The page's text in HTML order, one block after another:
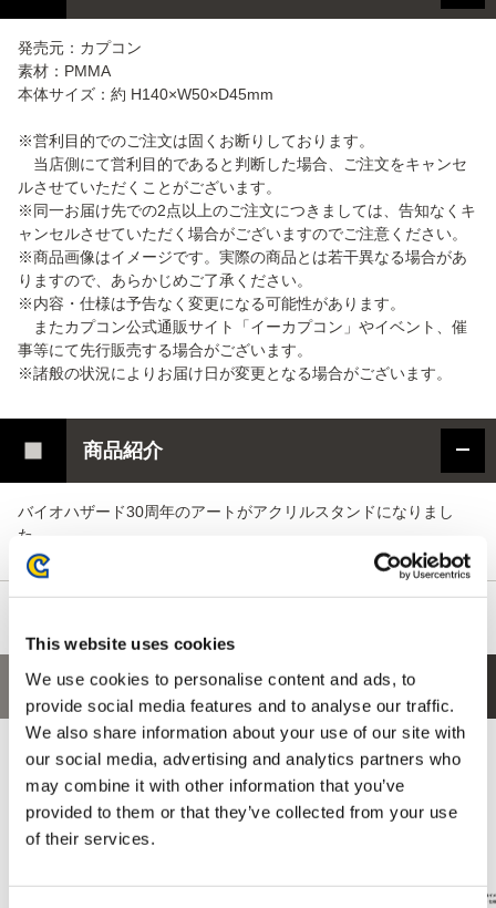
This website uses cookies
We use cookies to personalise content and ads, to
provide social media features and to analyse our traffic.
We also share information about your use of our site with
our social media, advertising and analytics partners who
may combine it with other information that you’ve
provided to them or that they’ve collected from your use
of their services.
発売元：カプコン
素材：PMMA
本体サイズ：約 H140×W50×D45mm
※営利目的でのご注文は固くお断りしております。
当店側にて営利目的であると判断した場合、ご注文をキャンセ
ルさせていただくことがございます。
※同一お届け先での2点以上のご注文につきましては、告知なくキ
ャンセルさせていただく場合がございますのでご注意ください。
※商品画像はイメージです。実際の商品とは若干異なる場合があ
りますので、あらかじめご了承ください。
※内容・仕様は予告なく変更になる可能性があります。
またカプコン公式通販サイト「イーカプコン」やイベント、催
事等にて先行販売する場合がございます。
※諸般の状況によりお届け日が変更となる場合がございます。
商品紹介
バイオハザード30周年のアートがアクリルスタンドになりまし
た。
あなたにおすすめの商品